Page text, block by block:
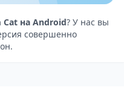
Cat на Android? У нас вы
совершенно